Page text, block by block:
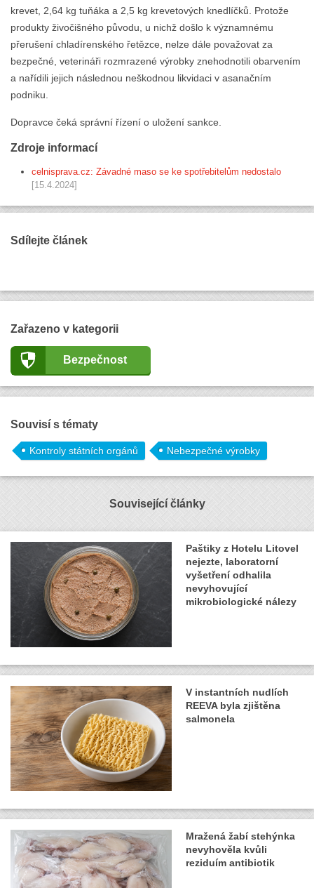
krevet, 2,64 kg tuňáka a 2,5 kg krevetových knedlíčků. Protože
produkty živočišného původu, u nichž došlo k významnému
přerušení chladírenského řetězce, nelze dále považovat za
bezpečné, veterináři rozmrazené výrobky znehodnotili obarvením
a nařídili jejich následnou neškodnou likvidaci v asanačním
podniku.
Dopravce čeká správní řízení o uložení sankce.
Zdroje informací
celnisprava.cz: Závadné maso se ke spotřebitelům nedostalo
[15.4.2024]
Sdílejte článek
Zařazeno v kategorii
Bezpečnost
Souvisí s tématy
Kontroly státních orgánů Nebezpečné výrobky
Související články
Paštiky z Hotelu Litovel
nejezte, laboratorní
vyšetření odhalila
nevyhovující
mikrobiologické nálezy
V instantních nudlích
REEVA byla zjištěna
salmonela
Mražená žabí stehýnka
nevyhověla kvůli
reziduím antibiotik